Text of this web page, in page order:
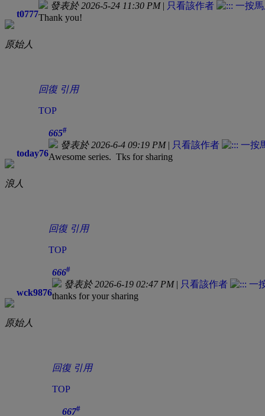
t0777
原始人
發表於 2026-5-24 11:30 PM| 只看該作者
Thank you!
回復 引用
TOP
today76
浪人
665#
發表於 2026-6-4 09:19 PM| 只看該作者
Awesome series. Tks for sharing
回復 引用
TOP
wck9876
原始人
666#
發表於 2026-6-19 02:47 PM| 只看該作者
thanks for your sharing
回復 引用
TOP
667#